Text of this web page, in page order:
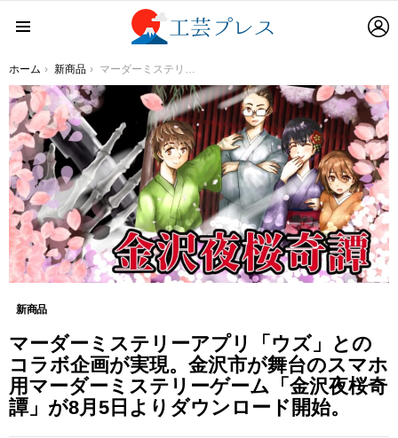
You are here:
ホーム 新商品 マーダーミステリーアプリ「ウズ」とのコラボ企画が実現。金沢市が舞台のスマホ用マーダーミステリーゲーム「金沢夜桜奇譚」が8月5日よりダウンロード開始。
新商品
マーダーミステリーアプリ「ウズ」との
コラボ企画が実現。金沢市が舞台のスマホ
用マーダーミステリーゲーム「金沢夜桜奇
譚」が8月5日よりダウンロード開始。